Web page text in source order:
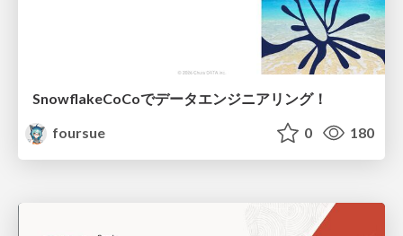
SnowflakeCoCoでデータエンジニアリング！
foursue
0 180